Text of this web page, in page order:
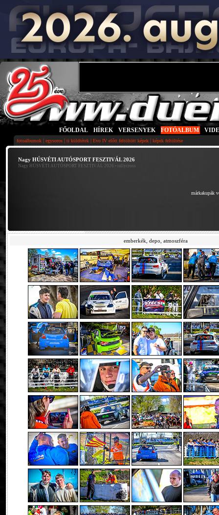
FŐOLDAL HÍREK VERSENYEK FOTÓALBUM
fotoalbumok | egysoros | ti küldtétek | Evo IV előtt feltöltött képek | képek feltöltése
Nagy HÚSVÉTI AUTÓSPORT FESZTIVÁL 2026
Nagy HÚSVÉTI AUTÓSPORT FESZTIVÁL 2026 • rallycross
márkakupák
emberkék, depo, atmoszféra